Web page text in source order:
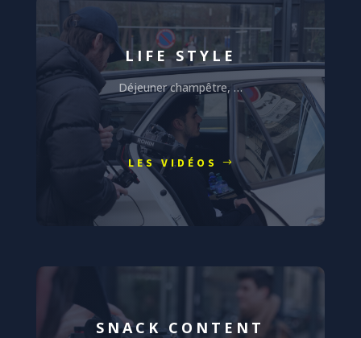
LIFE STYLE
Déjeuner champêtre, …
LES VIDÉOS
SNACK CONTENT